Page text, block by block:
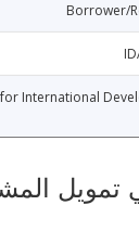
Borrower/
International
تمويل